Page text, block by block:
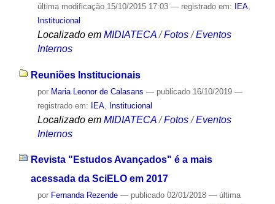
última modificação15/10/2015 17:03 — registrado em: IEA,
Institucional
Localizado em MIDIATECA /Fotos /Eventos
Internos
Reuniões Institucionais
por Maria Leonor de Calasans — publicado16/10/2019 —
registrado em: IEA, Institucional
Localizado em MIDIATECA /Fotos /Eventos
Internos
Revista "Estudos Avançados" é a mais
acessada da SciELO em 2017
por Fernanda Rezende — publicado02/01/2018 — última